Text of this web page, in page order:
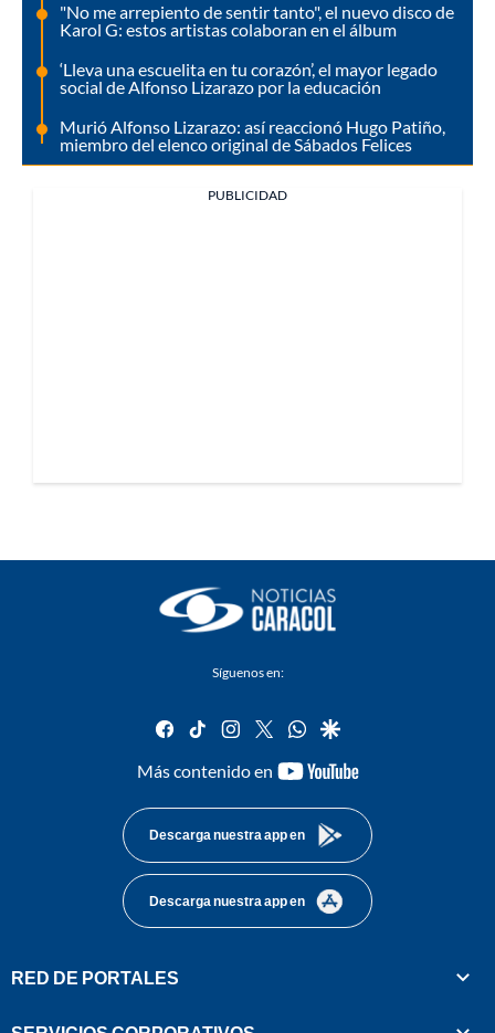
"No me arrepiento de sentir tanto", el nuevo disco de
Karol G: estos artistas colaboran en el álbum
‘Lleva una escuelita en tu corazón’, el mayor legado
social de Alfonso Lizarazo por la educación
Murió Alfonso Lizarazo: así reaccionó Hugo Patiño,
miembro del elenco original de Sábados Felices
PUBLICIDAD
Síguenos en:
facebook
tiktok instagram
twitterwhatsapp
google
Más contenido en
youtube-
Descarga nuestra app en
Descarga nuestra app en
RED DE PORTALES